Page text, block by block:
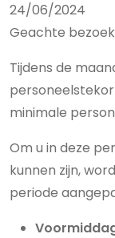
24/06/2024
Geachte
Tijdens de
minimale
Om u in deze
kunnen zijn,
periode